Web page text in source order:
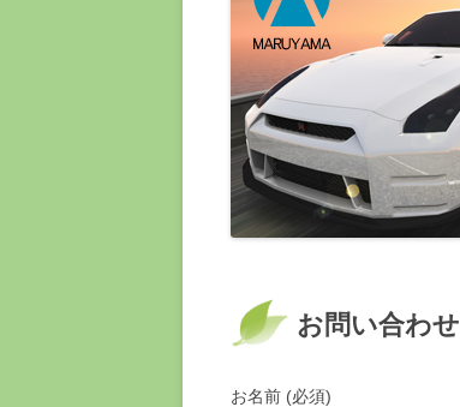
お問い合わせ
お名前 (必須)